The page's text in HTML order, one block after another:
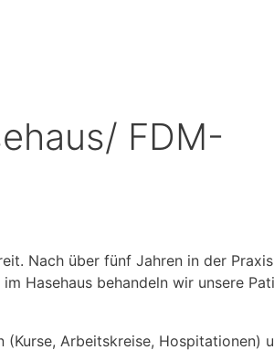
FDM-
Nach über fünf Jahren in der
Hasehaus behandeln wir unsere
Arbeitskreise, Hospitationen)